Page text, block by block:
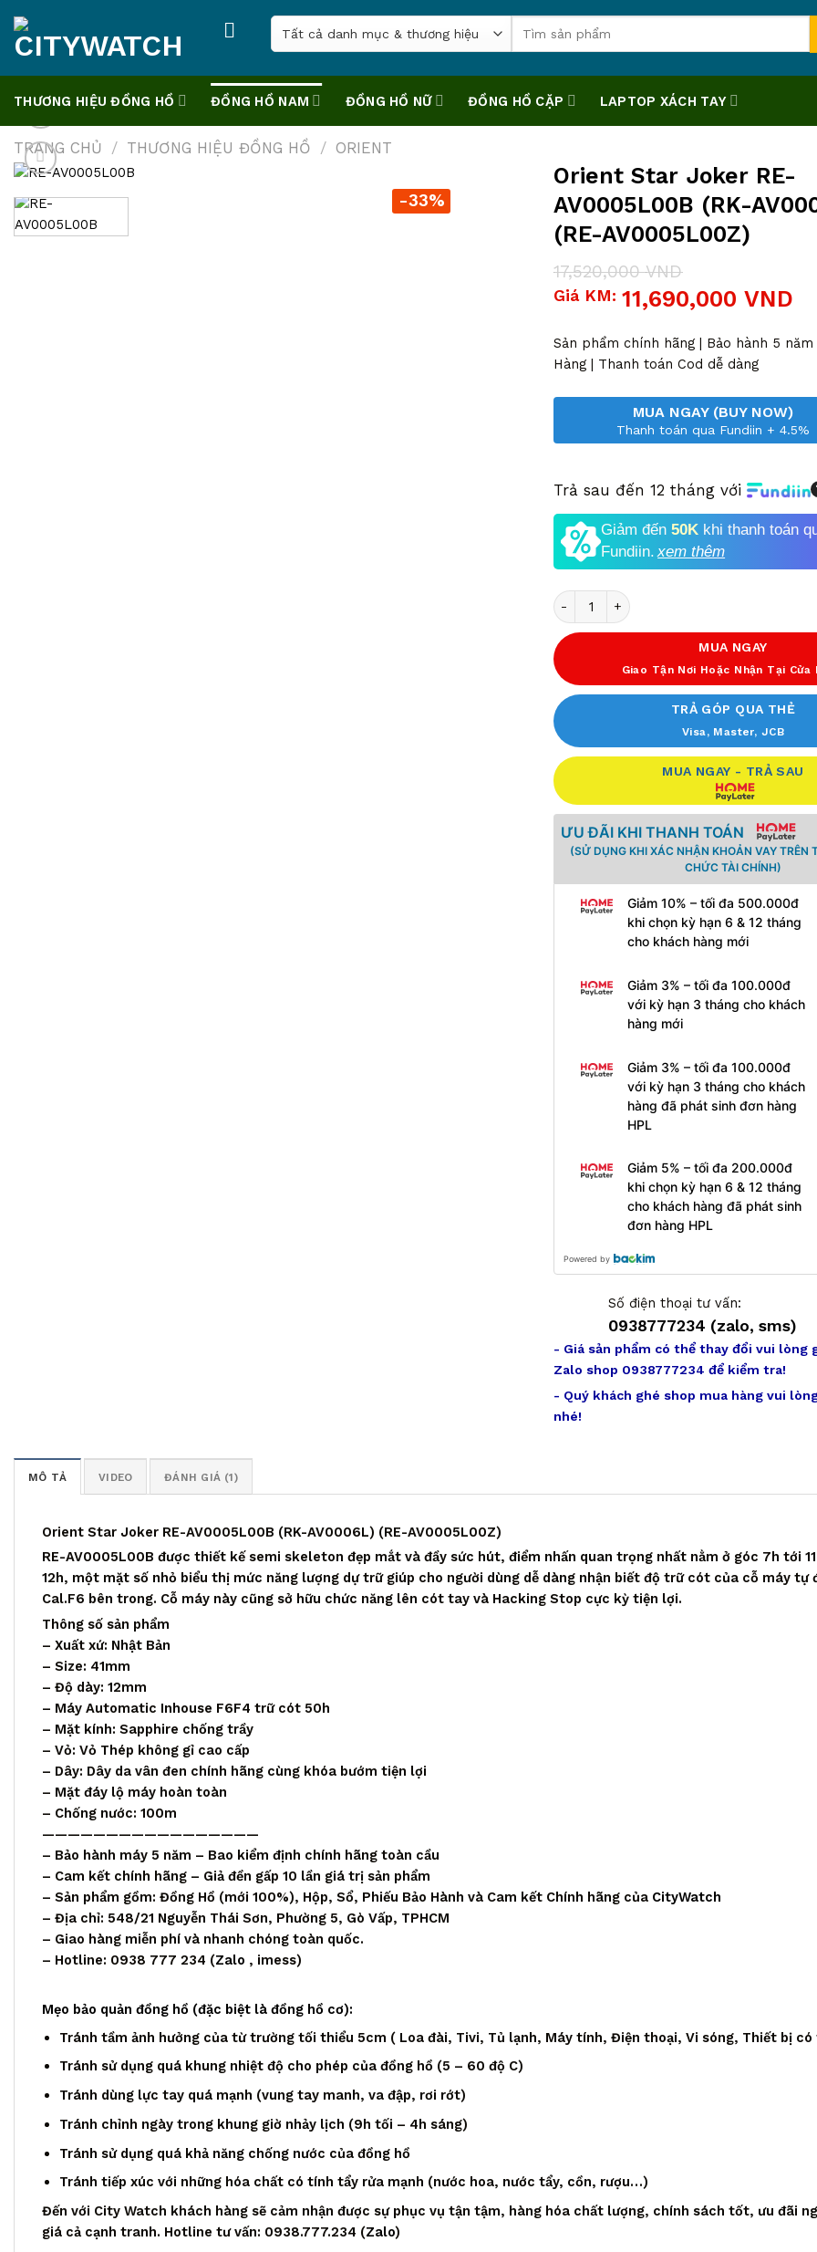
content
Tìm
kiếm:
THƯƠNG HIỆU ĐỒNG HỒ ĐỒNG HỒ NAM ĐỒNG HỒ NỮ ĐỒNG HỒ CẶP LAPTOP XÁCH TAY
TRANG CHỦ / THƯƠNG HIỆU ĐỒNG HỒ / ORIENT
-33%
Orient Star Joker RE-
AV0005L00B (RK-
(RE-AV0005L00Z)
17,520,000VND
Giá
17,520,000 VND.
11,690,000VND
Giá
là:
11,690,000 VND.
Giá KM:
Sản phẩm chính hãng | Bảo hành 5 năm
Hàng | Thanh toán Cod dễ dàng
MUA NGAY (BUY NOW)
Thanh toán qua Fundiin + 4.5%
Trả sau đến 12 tháng với
Giảm đến 50K khi thanh toán
Fundiin. xem thêm
Số lượng
MUA NGAY
Giao Tận Nơi Hoặc Nhận Tại Cửa
TRẢ GÓP QUA THẺ
Visa, Master, JCB
MUA NGAY - TRẢ SAU
ƯU ĐÃI KHI THANH TOÁN
(SỬ DỤNG KHI XÁC NHẬN KHOẢN VAY TRÊN
CHỨC TÀI CHÍNH)
Giảm 10% – tối đa 500.000đ
khi chọn kỳ hạn 6 & 12 tháng
cho khách hàng mới
Giảm 3% – tối đa 100.000đ
với kỳ hạn 3 tháng cho khách
hàng mới
Giảm 3% – tối đa 100.000đ
với kỳ hạn 3 tháng cho khách
hàng đã phát sinh đơn hàng
HPL
Giảm 5% – tối đa 200.000đ
khi chọn kỳ hạn 6 & 12 tháng
cho khách hàng đã phát sinh
đơn hàng HPL
Powered by
Số điện thoại tư vấn:
0938777234 (zalo, sms)
- Giá sản phẩm có thể thay đổi vui lòng
Zalo shop 0938777234 để kiểm tra!
- Quý khách ghé shop mua hàng vui
nhé!
MÔ TẢ VIDEO ĐÁNH GIÁ (1)
Orient Star Joker RE-AV0005L00B (RK-AV0006L) (RE-AV0005L00Z)
RE-AV0005L00B được thiết kế semi skeleton đẹp mắt và đầy sức hút, điểm nhấn quan trọng nhất nằm ở góc 7h tới
12h, một mặt số nhỏ biểu thị mức năng lượng dự trữ giúp cho người dùng dễ dàng nhận biết độ trữ cót của cỗ máy tự
Cal.F6 bên trong. Cỗ máy này cũng sở hữu chức năng lên cót tay và Hacking Stop cực kỳ tiện lợi.
Thông số sản phẩm
– Xuất xứ: Nhật Bản
– Size: 41mm
– Độ dày: 12mm
– Máy Automatic Inhouse F6F4 trữ cót 50h
– Mặt kính: Sapphire chống trầy
– Vỏ: Vỏ Thép không gỉ cao cấp
– Dây: Dây da vân đen chính hãng cùng khóa bướm tiện lợi
– Mặt đáy lộ máy hoàn toàn
– Chống nước: 100m
—————————————————
– Bảo hành máy 5 năm – Bao kiểm định chính hãng toàn cầu
– Cam kết chính hãng – Giả đền gấp 10 lần giá trị sản phẩm
– Sản phẩm gồm: Đồng Hồ (mới 100%), Hộp, Sổ, Phiếu Bảo Hành và Cam kết Chính hãng của CityWatch
– Địa chỉ: 548/21 Nguyễn Thái Sơn, Phường 5, Gò Vấp, TPHCM
– Giao hàng miễn phí và nhanh chóng toàn quốc.
– Hotline: 0938 777 234 (Zalo , imess)
Mẹo bảo quản đồng hồ (đặc biệt là đồng hồ cơ):
Tránh tầm ảnh hưởng của từ trường tối thiểu 5cm ( Loa đài, Tivi, Tủ lạnh, Máy tính, Điện thoại, Vi sóng, Thiết bị
Tránh sử dụng quá khung nhiệt độ cho phép của đồng hồ (5 – 60 độ C)
Tránh dùng lực tay quá mạnh (vung tay manh, va đập, rơi rớt)
Tránh chỉnh ngày trong khung giờ nhảy lịch (9h tối – 4h sáng)
Tránh sử dụng quá khả năng chống nước của đồng hồ
Tránh tiếp xúc với những hóa chất có tính tẩy rửa mạnh (nước hoa, nước tẩy, cồn, rượu…)
Đến với City Watch khách hàng sẽ cảm nhận được sự phục vụ tận tậm, hàng hóa chất lượng, chính sách tốt, ưu đãi
giá cả cạnh tranh. Hotline tư vấn: 0938.777.234 (Zalo)